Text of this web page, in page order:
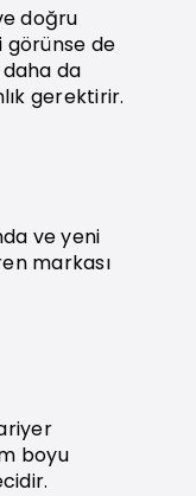
doğru
görünse de
da
gerektirir.
ve yeni
markası
boyu